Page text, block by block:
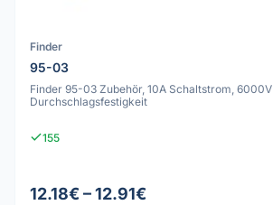
Finder
95-03
Finder 95-03 Zubehör, 10A Schaltstrom, 6000V
Durchschlagsfestigkeit
155
12.18€ – 12.91€